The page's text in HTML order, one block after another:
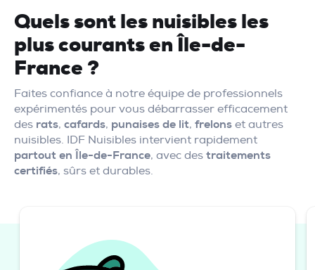
Quels sont les nuisibles les
plus courants en Île-de-
France ?
Faites confiance à notre équipe de professionnels
expérimentés pour vous débarrasser efficacement
des rats, cafards, punaises de lit, frelons et autres
nuisibles. IDF Nuisibles intervient rapidement
partout en Île-de-France, avec des traitements
certifiés, sûrs et durables.